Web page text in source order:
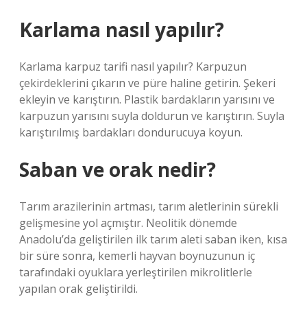
Karlama nasıl yapılır?
Karlama karpuz tarifi nasıl yapılır? Karpuzun
çekirdeklerini çıkarın ve püre haline getirin. Şekeri
ekleyin ve karıştırın. Plastik bardakların yarısını ve
karpuzun yarısını suyla doldurun ve karıştırın. Suyla
karıştırılmış bardakları dondurucuya koyun.
Saban ve orak nedir?
Tarım arazilerinin artması, tarım aletlerinin sürekli
gelişmesine yol açmıştır. Neolitik dönemde
Anadolu’da geliştirilen ilk tarım aleti saban iken, kısa
bir süre sonra, kemerli hayvan boynuzunun iç
tarafındaki oyuklara yerleştirilen mikrolitlerle
yapılan orak geliştirildi.